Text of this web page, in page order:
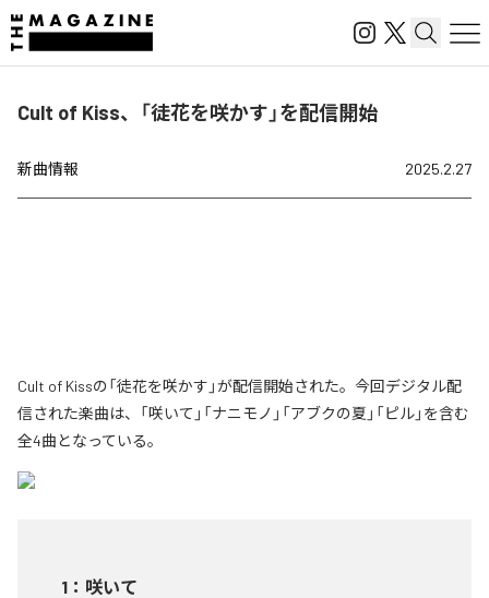
Cult of Kiss、「徒花を咲かす」を配信開始
新曲情報 2025.2.27
Cult of Kissの「徒花を咲かす」が配信開始された。今回デジタル配
信された楽曲は、「咲いて」「ナニモノ」「アブクの夏」「ピル」を含む
全4曲となっている。
1 ： 咲いて